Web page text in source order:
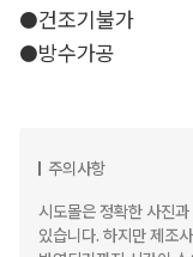
●건조기불가
●방수가공
주의사항
시도몰은 정확한 사진
있습니다. 하지만 제조